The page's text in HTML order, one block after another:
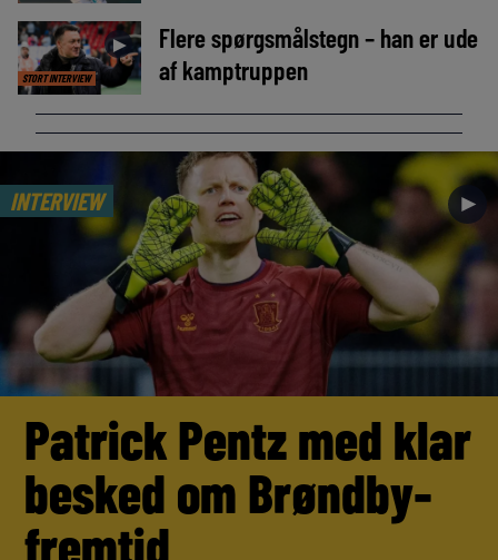
STORT INTERVIEW
►
Flere spørgsmålstegn – han er ude
af kamptruppen
INTERVIEW ►
Patrick Pentz med klar
besked om Brøndby-
fremtid